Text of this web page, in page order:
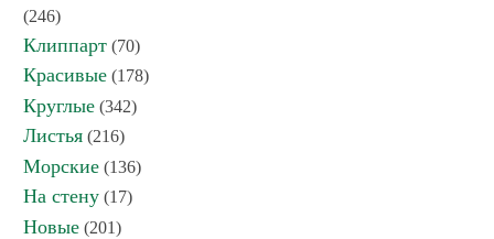
(246)
Клиппарт (70)
Красивые (178)
Круглые (342)
Листья (216)
Морские (136)
На стену (17)
Новые (201)